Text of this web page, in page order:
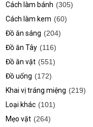
Cách làm bánh (305)
Cách làm kem (60)
Đồ ăn sáng (204)
Đồ ăn Tây (116)
Đồ ăn vặt (551)
Đồ uống (172)
Khai vị tráng miệng (219)
Loại khác (101)
Mẹo vặt (264)